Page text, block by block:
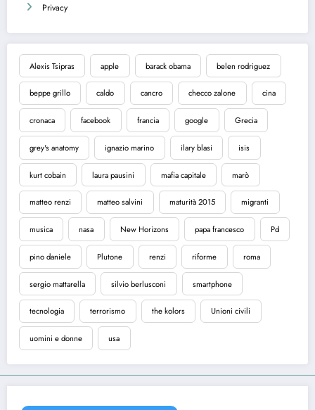
Privacy
Alexis Tsipras apple barack obama belen rodriguez
beppe grillo caldo cancro checco zalone cina
cronaca facebook francia google Grecia
grey's anatomy ignazio marino ilary blasi isis
kurt cobain laura pausini mafia capitale marò
matteo renzi matteo salvini maturità 2015 migranti
musica nasa New Horizons papa francesco Pd
pino daniele Plutone renzi riforme roma
sergio mattarella silvio berlusconi smartphone
tecnologia terrorismo the kolors Unioni civili
uomini e donne usa